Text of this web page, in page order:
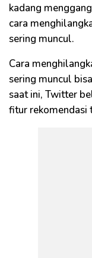
kadang
cara
sering muncul.
Cara
sering muncul
saat ini, Twitter
fitur rekomendasi